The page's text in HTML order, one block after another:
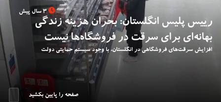
3 سال پیش
رییس پلیس انگلستان: بحران هزینه زندگی
بهانه‌ای برای سرقت در فروشگاه‌ها نیست
افزایش سرقت‌های فروشگاهی در انگلستان، با وجود سیستم حمایتی دولت
صفحه را پایین بکشید